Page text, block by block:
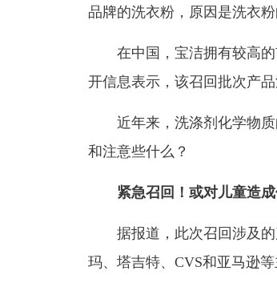
品牌的洗衣粉，原因是洗衣
在中国，宝洁拥有较高的
开信息表示，该召回批次产品
近年来，洗涤剂化学物质
和注意些什么？
紧急召回！或对儿童造
据报道，此次召回涉及的
玛、塔吉特、CVS和亚马逊等